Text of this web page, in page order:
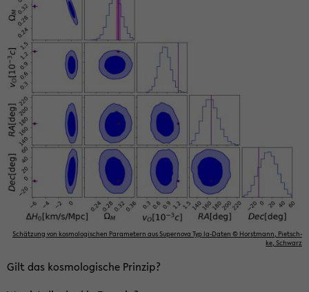
Schät­zung von kos­mo­lo­gi­schen Pa­ra­me­tern aus Su­per­no­va Typ Ia-​Daten © Horst­mann, Pietsch­
ke, Schwarz
Gilt das kos­mo­lo­gi­sche Prin­zip?